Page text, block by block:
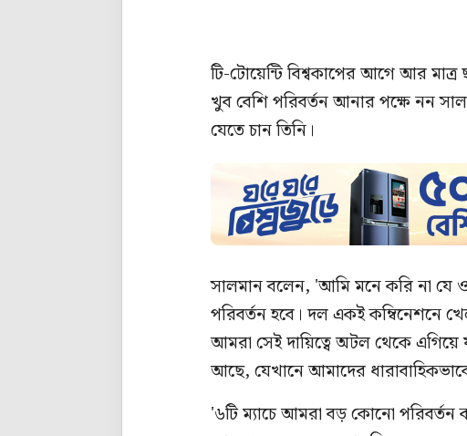
টি-টোয়েন্টি বিশ্বকাপের আগে আর
খুব বেশি পরিবর্তন আনার পক্ষে নন
যেতে চান তিনি।
সালমান বলেন, 'আমি মনে করি না যে
পরিবর্তন হবে। দল একই কম্বিনেশনে
আমরা সেই দায়িত্বে অটল থেকে এগিয়ে
আছে, যেখানে আমাদের
'৬টি ম্যাচে আমরা বড় কোনো